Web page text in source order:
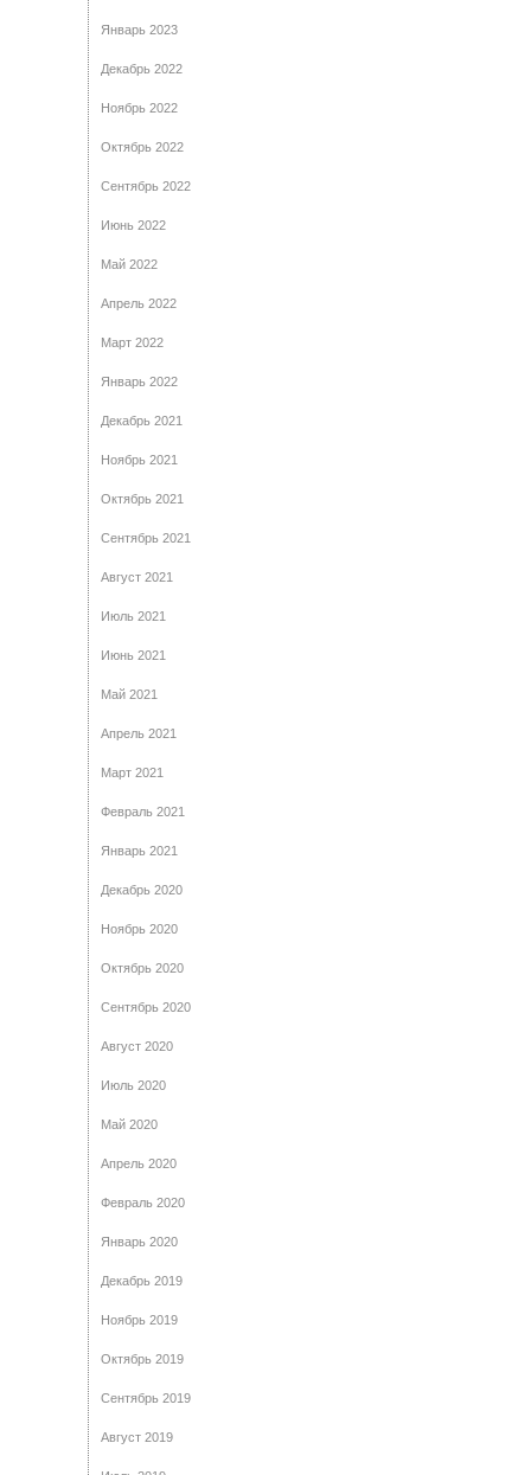
Январь 2023
Декабрь 2022
Ноябрь 2022
Октябрь 2022
Сентябрь 2022
Июнь 2022
Май 2022
Апрель 2022
Март 2022
Январь 2022
Декабрь 2021
Ноябрь 2021
Октябрь 2021
Сентябрь 2021
Август 2021
Июль 2021
Июнь 2021
Май 2021
Апрель 2021
Март 2021
Февраль 2021
Январь 2021
Декабрь 2020
Ноябрь 2020
Октябрь 2020
Сентябрь 2020
Август 2020
Июль 2020
Май 2020
Апрель 2020
Февраль 2020
Январь 2020
Декабрь 2019
Ноябрь 2019
Октябрь 2019
Сентябрь 2019
Август 2019